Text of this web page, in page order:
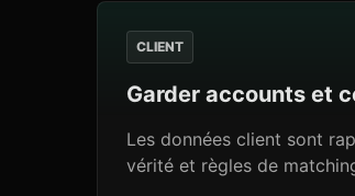
CLIENT
Garder accounts et
Les données client sont
vérité et règles de